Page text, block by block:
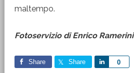
maltempo.
Fotoservizio di Enrico Ramerini
Share Share 0
Share